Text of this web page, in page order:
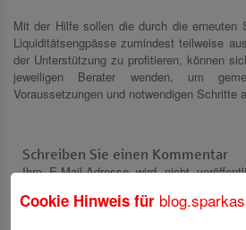
Mit der Hilfe sollen die durch die erneuten
Liquiditätsengpässe zumindest teilweise
der Unterstützung zu profitieren, können
jeweiligen Berater wenden, um
Voraussetzungen und notwendigen Schritte
Schreiben Sie einen Kommentar
Ihre E-Mail-Adresse wird nicht
Cookie Hinweis für